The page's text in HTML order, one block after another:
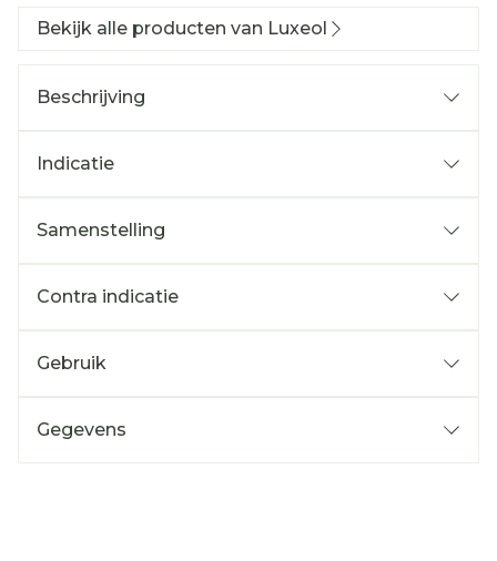
Bekijk alle producten van Luxeol
Beschrijving
Indicatie
Samenstelling
Contra indicatie
Gebruik
Gegevens